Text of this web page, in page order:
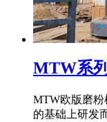
MTW系
MTW欧版磨
的基础上研发